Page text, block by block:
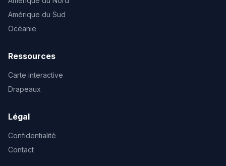
Amérique du Sud
Océanie
Ressources
Carte interactive
Drapeaux
Légal
Confidentialité
Contact